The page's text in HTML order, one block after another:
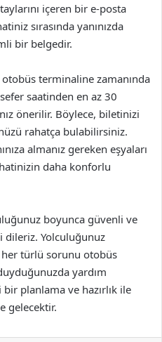
içeren bir e-posta
sırasında yanınızda
bir belgedir.
terminaline zamanında
saatinden en az 30
önerilir. Böylece, biletinizi
rahatça bulabilirsiniz.
almanız gereken eşyaları
daha konforlu
boyunca güvenli ve
dileriz. Yolculuğunuz
her türlü sorunu otobüs
yardım
planlama ve hazırlık ile
gelecektir.